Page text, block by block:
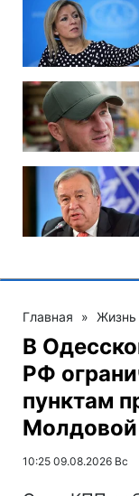
Главная » Жизнь
В
РФ
пунктам
Молдовой
10:25 09.08.2026 Вс